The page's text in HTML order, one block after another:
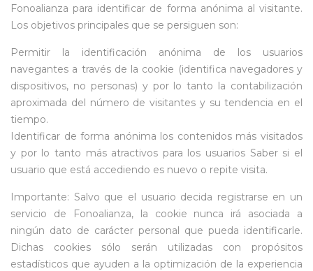
Fonoalianza para identificar de forma anónima al visitante.
Los objetivos principales que se persiguen son:
Permitir la identificación anónima de los usuarios
navegantes a través de la cookie (identifica navegadores y
dispositivos, no personas) y por lo tanto la contabilización
aproximada del número de visitantes y su tendencia en el
tiempo.
Identificar de forma anónima los contenidos más visitados
y por lo tanto más atractivos para los usuarios Saber si el
usuario que está accediendo es nuevo o repite visita.
Importante: Salvo que el usuario decida registrarse en un
servicio de Fonoalianza, la cookie nunca irá asociada a
ningún dato de carácter personal que pueda identificarle.
Dichas cookies sólo serán utilizadas con propósitos
estadísticos que ayuden a la optimización de la experiencia